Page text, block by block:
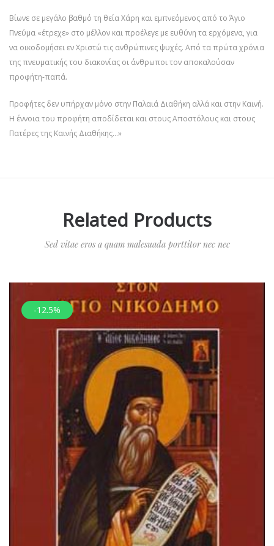
Βίωνε σε μεγάλο βαθμό τη θεία Χάρη και εμπνεόμενος από το Άγιο
Πνεύμα «έτρεχε» στο μέλλον και προέλεγε με ευθύνη τα ερχόμενα, για
να οικοδομήσει εν Χριστώ τις ανθρώπινες ψυχές. Από τα πρώτα χρόνια
της πνευματικής του διακονίας οι άνθρωποι τον αποκαλούσαν
προφήτη-παπά.
Προφήτες δεν υπήρχαν μόνο στην Παλαιά Διαθήκη αλλά και στην Καινή.
Η έννοια του προφήτη αποδίδεται και στους Αποστόλους και στους
Πατέρες της Καινής Διαθήκης…»
Related Products
Sed vitae eros a quam malesuada porttitor nec nec
-12.5%